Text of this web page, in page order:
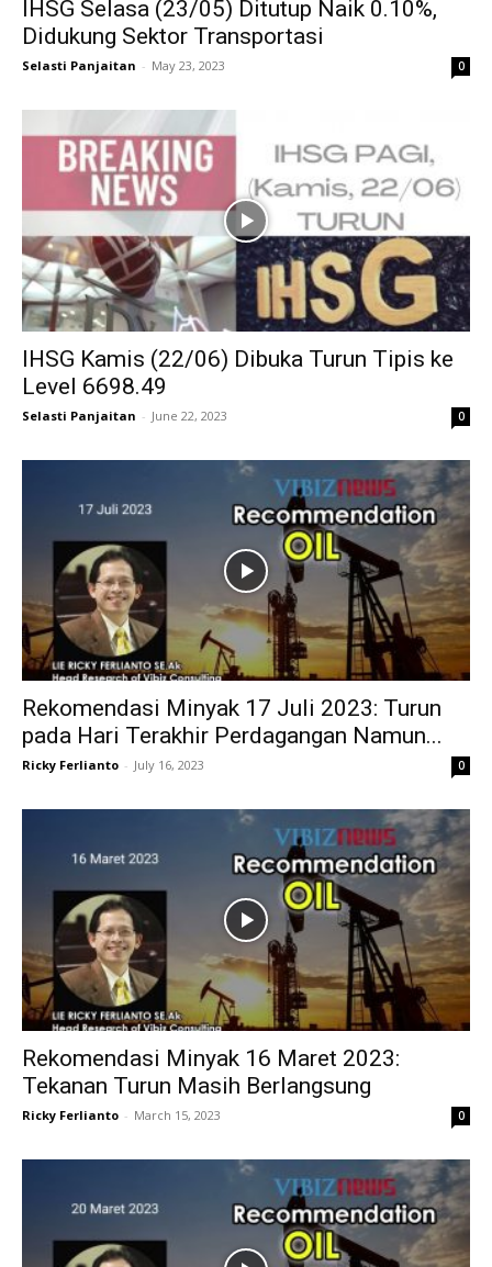
IHSG Selasa (23/05) Ditutup Naik 0.10%,
Didukung Sektor Transportasi
Selasti Panjaitan - May 23, 2023 0
IHSG Kamis (22/06) Dibuka Turun Tipis ke
Level 6698.49
Selasti Panjaitan - June 22, 2023 0
Rekomendasi Minyak 17 Juli 2023: Turun
pada Hari Terakhir Perdagangan Namun...
Ricky Ferlianto - July 16, 2023 0
Rekomendasi Minyak 16 Maret 2023:
Tekanan Turun Masih Berlangsung
Ricky Ferlianto - March 15, 2023 0